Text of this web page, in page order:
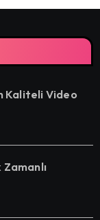
Kaliteli Video